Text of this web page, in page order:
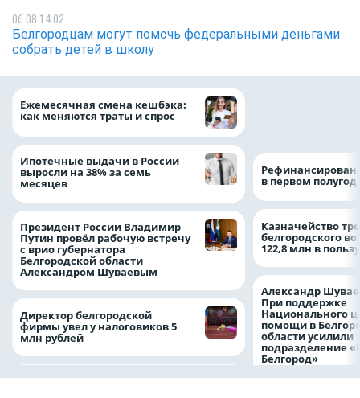
06.08 14:02
Белгородцам могут помочь федеральными деньгами
собрать детей в школу
Ежемесячная смена кешбэка:
как меняются траты и спрос
Ипотечные выдачи в России
выросли на 38% за семь
месяцев
Президент России Владимир
Путин провёл рабочую встречу
с врио губернатора
Белгородской области
Александром Шуваевым
Директор белгородской
фирмы увел у налоговиков 5
млн рублей
в первом
Казначейство
белгородского
122,8 млн в
Александр
При поддержке
Национального
помощи в
области усилили
подразделение
Белгород»